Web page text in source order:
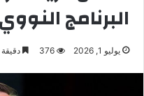
البرنامج
يوليو 1, 2026 376